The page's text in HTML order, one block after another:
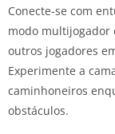
Conecte-se com
modo multijogador
outros jogadores
Experimente a
caminhoneiros
obstáculos.